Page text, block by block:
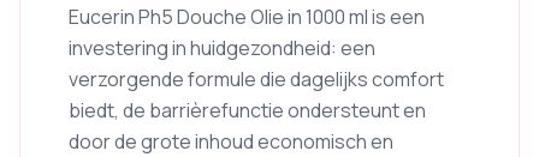
Eucerin Ph5 Douche Olie in 1000 ml is een
investering in huidgezondheid: een
verzorgende formule die dagelijks comfort
biedt, de barrièrefunctie ondersteunt en
door de grote inhoud economisch en